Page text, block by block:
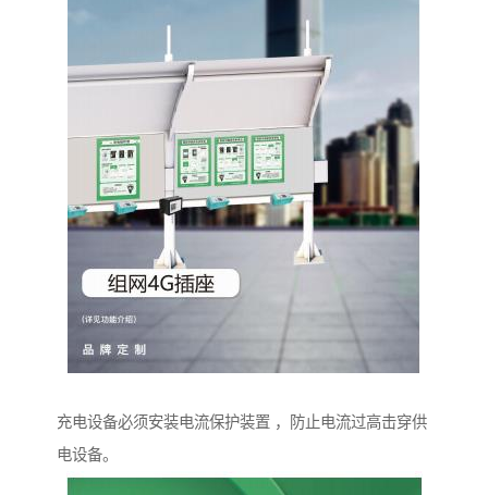
充电设备必须安装电流保护装置 ，防止电流过高击穿供
电设备。